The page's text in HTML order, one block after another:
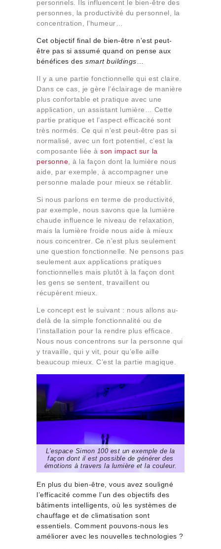
personnels. Ils influencent le bien-être des
personnes, la productivité du personnel, la
concentration, l’humeur…
Cet objectif final de bien-être n’est peut-
être pas si assumé quand on pense aux
bénéfices des smart buildings
Il y a une partie fonctionnelle qui est claire.
Dans ce cas, je gère l’éclairage de manière
plus confortable et pratique avec une
application, un assistant lumière… Cette
partie pratique et l’aspect efficacité sont
très normés. Ce qui n’est peut-être pas si
normalisé, avec un fort potentiel, c’est la
composante liée à son impact sur la
personne , à la façon dont la lumière nous
aide, par exemple, à accompagner une
personne malade pour mieux se rétablir.
Si nous parlons en terme de productivité,
par exemple, nous savons que la lumière
chaude influence le niveau de relaxation,
mais la lumière froide nous aide à mieux
nous concentrer. Ce n’est plus seulement
une question fonctionnelle. Ne pensons pas
seulement aux applications pratiques
fonctionnelles mais plutôt à la façon dont
les gens se sentent, travaillent ou
récupèrent mieux.
Le concept est le suivant : nous allons au-
delà de la simple fonctionnalité ou de
l’installation pour la rendre plus efficace.
Nous nous concentrons sur la personne qui
y travaille, qui y vit, pour qu’elle aille
beaucoup mieux. C’est la partie magique.
L’espace Simon 100 est un exemple de la
façon dont il est possible de générer des
émotions à travers la lumière et la couleur.
En plus du bien-être, vous avez souligné
l’efficacité comme l’un des objectifs des
bâtiments intelligents, où les systèmes de
chauffage et de climatisation sont
essentiels. Comment pouvons-nous les
améliorer avec les nouvelles technologies ?